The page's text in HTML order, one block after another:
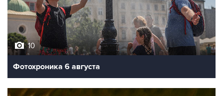
10
Фотохроника 6 августа